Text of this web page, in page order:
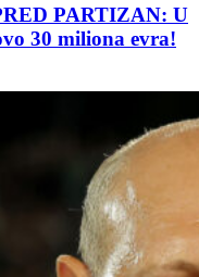
PARTIZAN: U
30 miliona evra!